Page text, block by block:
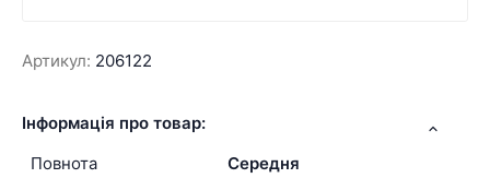
Артикул: 206122
Інформація про товар:
Повнота
Середня